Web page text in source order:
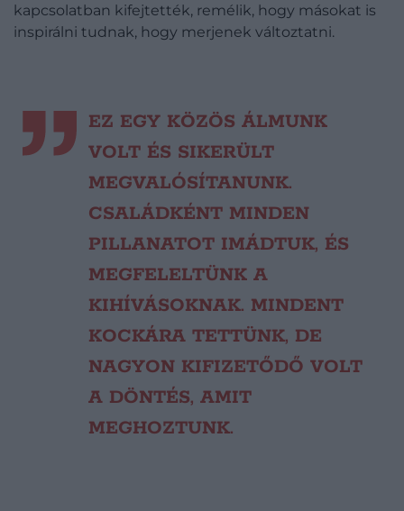
kapcsolatban kifejtették, remélik, hogy másokat is
inspirálni tudnak, hogy merjenek változtatni.
EZ EGY KÖZÖS ÁLMUNK
VOLT ÉS SIKERÜLT
MEGVALÓSÍTANUNK.
CSALÁDKÉNT MINDEN
PILLANATOT IMÁDTUK, ÉS
MEGFELELTÜNK A
KIHÍVÁSOKNAK. MINDENT
KOCKÁRA TETTÜNK, DE
NAGYON KIFIZETŐDŐ VOLT
A DÖNTÉS, AMIT
MEGHOZTUNK.